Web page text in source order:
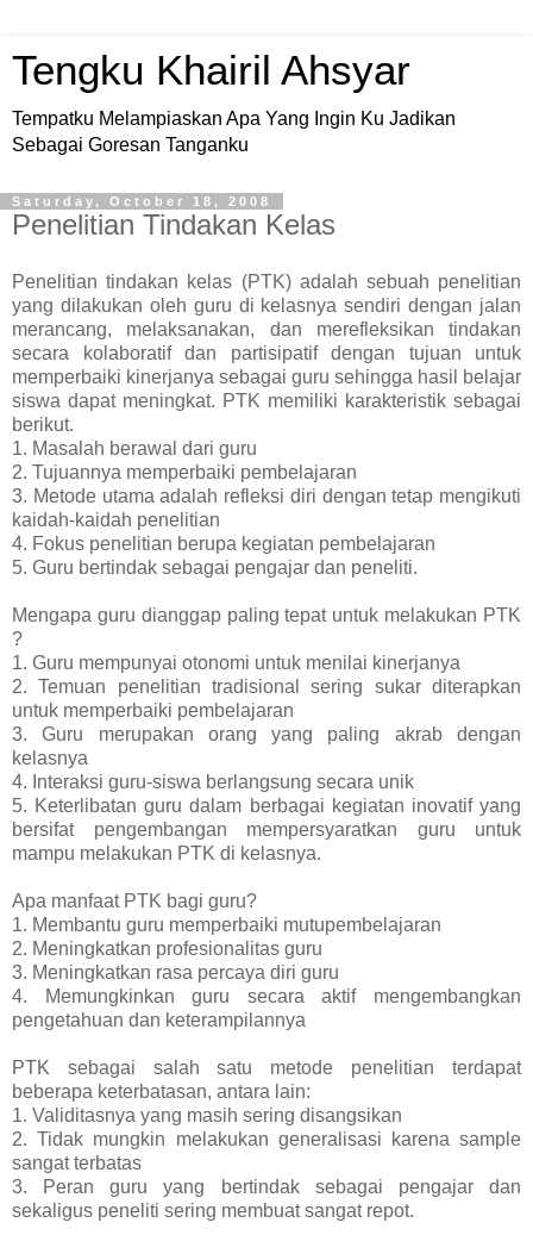
Tengku Khairil Ahsyar
Tempatku Melampiaskan Apa Yang Ingin Ku Jadikan
Sebagai Goresan Tanganku
Saturday, October 18, 2008
Penelitian Tindakan Kelas
Penelitian tindakan kelas (PTK) adalah sebuah penelitian
yang dilakukan oleh guru di kelasnya sendiri dengan jalan
merancang, melaksanakan, dan merefleksikan tindakan
secara kolaboratif dan partisipatif dengan tujuan untuk
memperbaiki kinerjanya sebagai guru sehingga hasil belajar
siswa dapat meningkat. PTK memiliki karakteristik sebagai
berikut.
1. Masalah berawal dari guru
2. Tujuannya memperbaiki pembelajaran
3. Metode utama adalah refleksi diri dengan tetap mengikuti
kaidah-kaidah penelitian
4. Fokus penelitian berupa kegiatan pembelajaran
5. Guru bertindak sebagai pengajar dan peneliti.
Mengapa guru dianggap paling tepat untuk melakukan PTK
?
1. Guru mempunyai otonomi untuk menilai kinerjanya
2. Temuan penelitian tradisional sering sukar diterapkan
untuk memperbaiki pembelajaran
3. Guru merupakan orang yang paling akrab dengan
kelasnya
4. Interaksi guru-siswa berlangsung secara unik
5. Keterlibatan guru dalam berbagai kegiatan inovatif yang
bersifat pengembangan mempersyaratkan guru untuk
mampu melakukan PTK di kelasnya.
Apa manfaat PTK bagi guru?
1. Membantu guru memperbaiki mutupembelajaran
2. Meningkatkan profesionalitas guru
3. Meningkatkan rasa percaya diri guru
4. Memungkinkan guru secara aktif mengembangkan
pengetahuan dan keterampilannya
PTK sebagai salah satu metode penelitian terdapat
beberapa keterbatasan, antara lain:
1. Validitasnya yang masih sering disangsikan
2. Tidak mungkin melakukan generalisasi karena sample
sangat terbatas
3. Peran guru yang bertindak sebagai pengajar dan
sekaligus peneliti sering membuat sangat repot.